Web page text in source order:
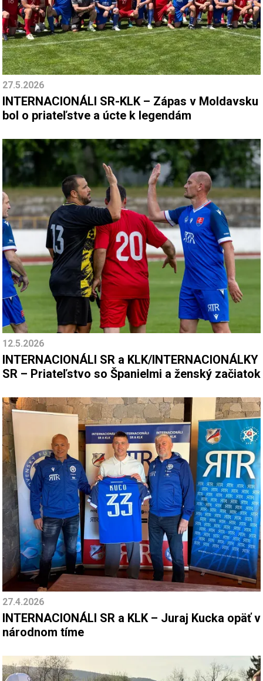
27.5.2026
INTERNACIONÁLI SR-KLK – Zápas v Moldavsku
bol o priateľstve a úcte k legendám
12.5.2026
INTERNACIONÁLI SR a KLK/INTERNACIONÁLKY
SR – Priateľstvo so Španielmi a ženský začiatok
27.4.2026
INTERNACIONÁLI SR a KLK – Juraj Kucka opäť v
národnom tíme